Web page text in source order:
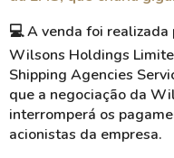
💻 A venda foi
Wilsons Holdings
Shipping Agencies
que a negociação da
interromperá os
acionistas da empresa.